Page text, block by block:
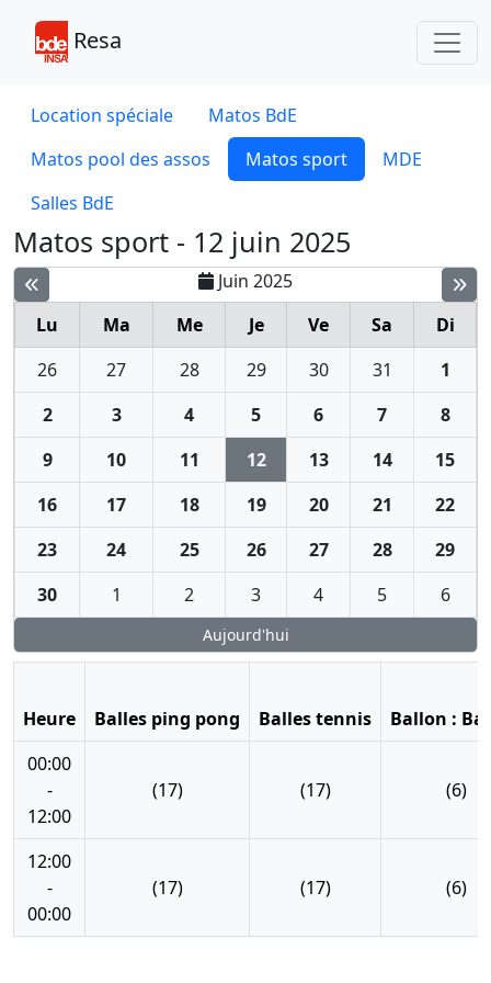
Resa
Location spéciale
Matos BdE
Matos pool des assos
Matos sport
MDE
Salles BdE
Matos sport - 12 juin 2025
Juin 2025
Lu
Ma Me Je Ve Sa
Di
26
27 28 29 30 31
1
2
3 4 5 6 7
8
9
10 11 12 13 14
15
16
17 18 19 20 21
22
23
24 25 26 27 28
29
30
1 2 3 4 5 6
Aujourd'hui
Heure Balles ping pong Balles tennis
Ballon :
00:00
-
12:00
(17) (17) (6)
12:00
-
00:00
(17) (17) (6)